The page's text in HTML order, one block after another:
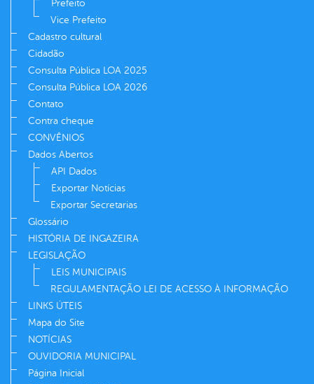
Prefeito
Vice Prefeito
Cadastro cultural
Cidadão
Consulta Pública LOA 2025
Consulta Pública LOA 2026
Contato
Contra cheque
CONVÊNIOS
Dados Abertos
API Dados
Exportar Notícias
Exportar Secretarias
Glossário
HISTÓRIA DE INGAZEIRA
LEGISLAÇÃO
LEIS MUNICIPAIS
REGULAMENTAÇÃO LEI DE ACESSO À INFORMAÇÃO
LINKS ÚTEIS
Mapa do Site
NOTÍCIAS
OUVIDORIA MUNICIPAL
Página Inicial